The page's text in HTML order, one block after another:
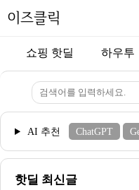
이즈클릭
쇼핑 핫딜 하우투
AI 추천 ChatGPT
핫딜 최신글